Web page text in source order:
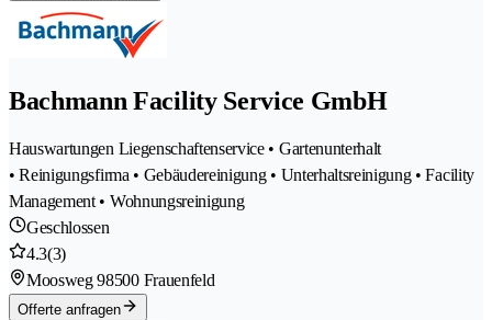
Bachmann Facility Service GmbH
Hauswartungen Liegenschaftenservice • Gartenunterhalt
• Reinigungsfirma • Gebäudereinigung • Unterhaltsreinigung • Facility
Management • Wohnungsreinigung
Geschlossen
4.3(3)
Moosweg 98500 Frauenfeld
Offerte anfragen